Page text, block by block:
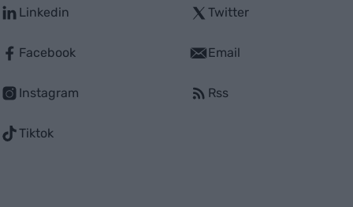
Linkedin
Facebook
Instagram
Tiktok
Twitter
Email
Rss